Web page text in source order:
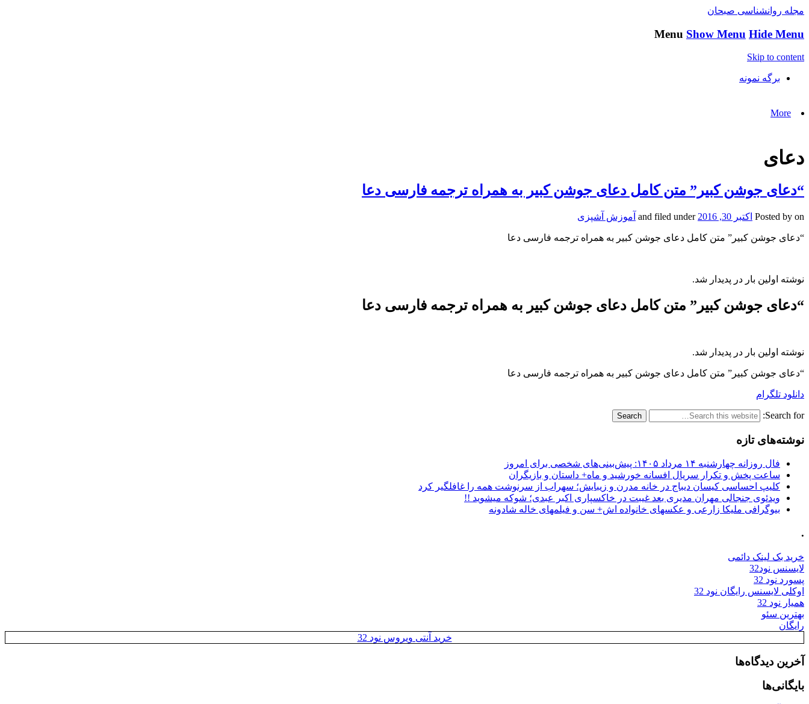
مجله روانشناسی صبحان
Menu Show Menu Hide Menu
Skip to content
برگه نمونه
More
دعای
“دعای جوشن کبیر” متن کامل دعای جوشن کبیر به همراه ترجمه فارسی دعا
Posted by on اکتبر 30, 2016 and filed under آموزش آشپزی
“دعای جوشن کبیر” متن کامل دعای جوشن کبیر به همراه ترجمه فارسی دعا
نوشته اولین بار در پدیدار شد.
“دعای جوشن کبیر” متن کامل دعای جوشن کبیر به همراه ترجمه فارسی دعا
نوشته اولین بار در پدیدار شد.
“دعای جوشن کبیر” متن کامل دعای جوشن کبیر به همراه ترجمه فارسی دعا
دانلود تلگرام
Search for:
نوشته‌های تازه
فال روزانه چهارشنبه ۱۴ مرداد ۱۴۰۵: پیش‌بینی‌های شخصی برای امروز
ساعت پخش و تکرار سریال افسانه خورشید و ماه+ داستان و بازیگران
کلیپ احساسی کیسان دیباج در خانه مدرن و زیبایش؛ سهراب از سرنوشت همه را غافلگیر کرد
ویدئوی جنجالی مهران مدیری بعد غیبت در خاکسپاری اکبر عبدی؛ شوکه میشوید !!
بیوگرافی ملیکا زارعی و عکسهای خانواده اش+ سن و فیلمهای خاله شادونه
.
خرید بک لینک دائمی
لایسنس نود32
پسورد نود 32
اوکلی لایسنس رایگان نود 32
همیار نود 32
بهترین سئو
رایگان
خرید آنتی ویروس نود 32
آخرین دیدگاه‌ها
بایگانی‌ها